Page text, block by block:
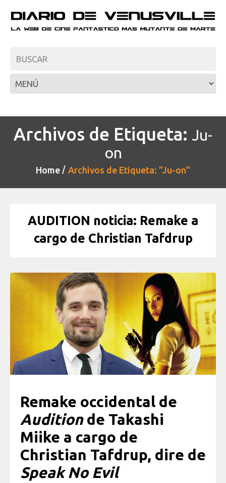
Archivos de Etiqueta: Ju-
on
Home Archivos de Etiqueta: "Ju-on"
AUDITION noticia: Remake a
cargo de Christian Tafdrup
Remake occidental de
Auditionde Takashi
Miike a cargo de
Christian Tafdrup, dire de
Speak No Evil